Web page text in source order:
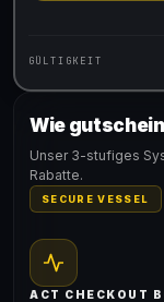
GÜLTIGKEIT
Gültig für
Wie
Unser 3-stufiges
Rabatte.
SECURE VESSEL
ACT CHECKOUT